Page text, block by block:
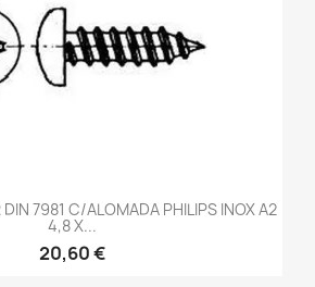
DIN 7981 C/ALOMADA PHILIPS INOX A2
4,8 X...
20,60 €